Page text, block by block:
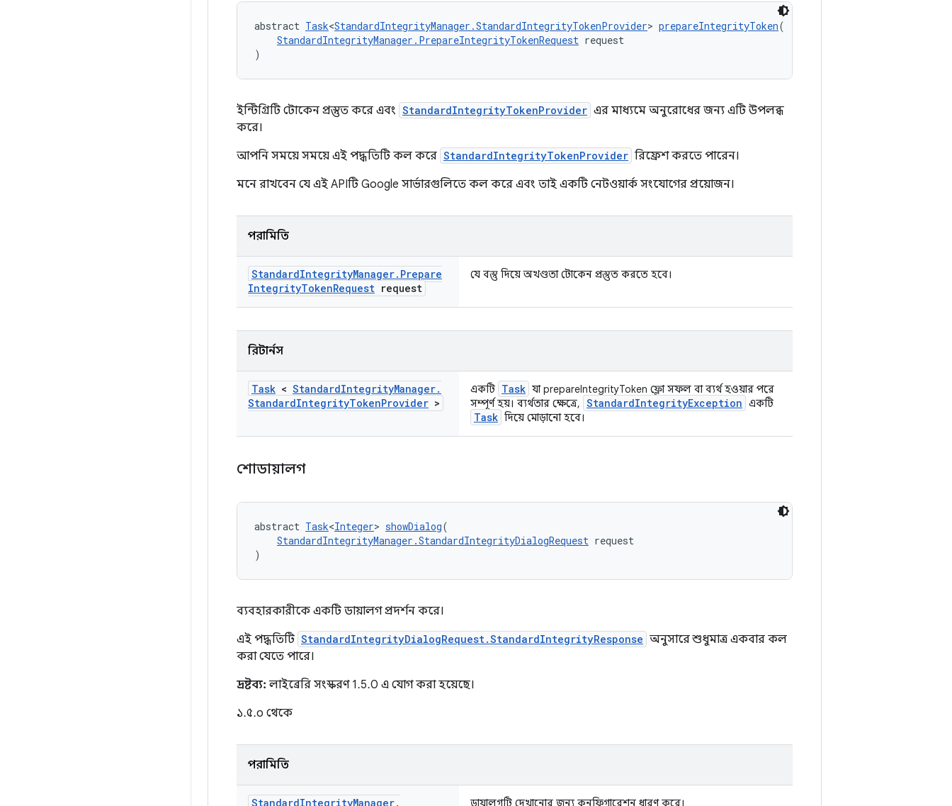
abstract Task<StandardIntegrityManager.StandardIntegrityTokenProvider> prepareIntegrityToken(
StandardIntegrityManager.PrepareIntegrityTokenRequest request
)
ইন্টিগ্রিটি টোকেন প্রস্তুত করে এবং StandardIntegrityTokenProvider এর মাধ্যমে অনুরোধের জন্য এটি উপলব্ধ
করে।
আপনি সময়ে সময়ে এই পদ্ধতিটি কল করে StandardIntegrityTokenProvider রিফ্রেশ করতে পারেন।
মনে রাখবেন যে এই APIটি Google সার্ভারগুলিতে কল করে এবং তাই একটি নেটওয়ার্ক সংযোগের প্রয়োজন।
পরামিতি
StandardIntegrityManager. Prepare
IntegrityTokenRequest request
যে বস্তু দিয়ে অখণ্ডতা টোকেন প্রস্তুত করতে হবে।
রিটার্নস
Task < StandardIntegrityManager.
StandardIntegrityTokenProvider >
একটি Task যা prepareIntegrityToken ফ্লো সফল বা ব্যর্থ হওয়ার পরে
সম্পূর্ণ হয়। ব্যর্থতার ক্ষেত্রে, StandardIntegrityException একটি
Task দিয়ে মোড়ানো হবে।
শোডায়ালগ
abstract Task<Integer> showDialog(
StandardIntegrityManager.StandardIntegrityDialogRequest request
)
ব্যবহারকারীকে একটি ডায়ালগ প্রদর্শন করে।
এই পদ্ধতিটি StandardIntegrityDialogRequest.StandardIntegrityResponse অনুসারে শুধুমাত্র একবার কল
করা যেতে পারে।
দ্রষ্টব্য: লাইব্রেরি সংস্করণ 1.5.0 এ যোগ করা হয়েছে।
১.৫.০ থেকে
পরামিতি
StandardIntegrityManager. ডায়ালগটি দেখানোর জন্য কনফিগারেশন ধারণ করে।